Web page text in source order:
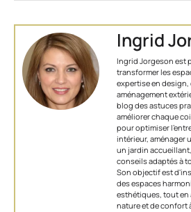
Ingrid
Ingrid Jorgeson est
transformer les
expertise en
aménagement
blog des astuces
améliorer chaque
pour optimiser
intérieur, aménager
un jardin
conseils adaptés à
Son objectif est
des espaces
esthétiques, tout
nature et de confort